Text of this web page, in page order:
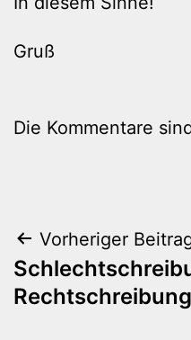
Gruß
Die Kommentare
Vorheriger